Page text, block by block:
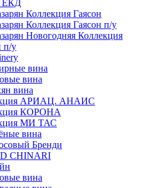
ЕКД
Коллекция Гаясон
Коллекция Гаясон п/у
Новогодняя Коллекция
п/у
вина
вина
вина
АРИАЦ. АНАИС
КОРОНА
МИ ТАС
вина
Бренди
CHINARI
вина